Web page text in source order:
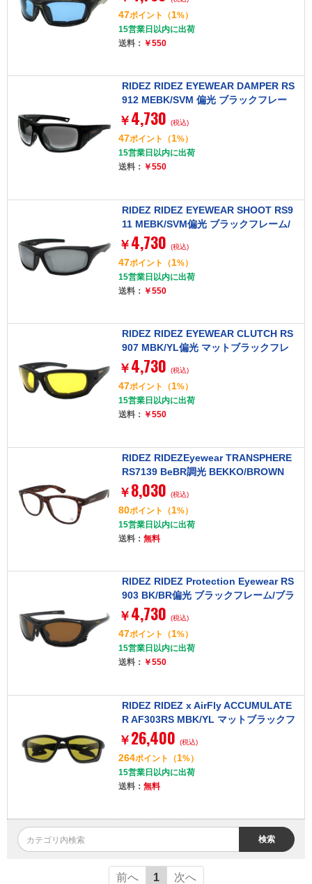
47ポイント （1%）
15営業日以内に出荷
送料： ￥550
RIDEZ RIDEZ EYEWEAR DAMPER RS
912 MEBK/SVM 偏光 ブラックフレー
ム/シルバーミラーレンズ [アイウェア]
￥ 4,730 (税込)
47ポイント （1%）
15営業日以内に出荷
送料： ￥550
RIDEZ RIDEZ EYEWEAR SHOOT RS9
11 MEBK/SVM偏光 ブラックフレーム/
シルバーミラーレンズ [アイウェア]
￥ 4,730 (税込)
47ポイント （1%）
15営業日以内に出荷
送料： ￥550
RIDEZ RIDEZ EYEWEAR CLUTCH RS
907 MBK/YL偏光 マットブラックフレ
ーム/イエローレンズ [アイウェア]
￥ 4,730 (税込)
47ポイント （1%）
15営業日以内に出荷
送料： ￥550
RIDEZ RIDEZEyewear TRANSPHERE
RS7139 BeBR調光 BEKKO/BROWN
[アイウェア]
￥ 8,030 (税込)
80ポイント （1%）
15営業日以内に出荷
送料： 無料
RIDEZ RIDEZ Protection Eyewear RS
903 BK/BR偏光 ブラックフレーム/ブラ
ウンレンズ [アイウェア]
￥ 4,730 (税込)
47ポイント （1%）
15営業日以内に出荷
送料： ￥550
RIDEZ RIDEZ x AirFly ACCUMULATE
R AF303RS MBK/YL マットブラックフ
レーム/イエローレンズ [アイウェア]
￥ 26,400 (税込)
264ポイント （1%）
15営業日以内に出荷
送料： 無料
検索
前へ 1 次へ